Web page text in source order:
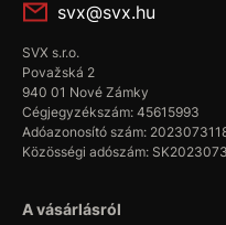
svx@svx.hu
SVX s.r.o.
Považská 2
940 01 Nové Zámky
Cégjegyzékszám: 45615993
Adóazonosító szám:
Közösségi adószám:
A vásárlásról